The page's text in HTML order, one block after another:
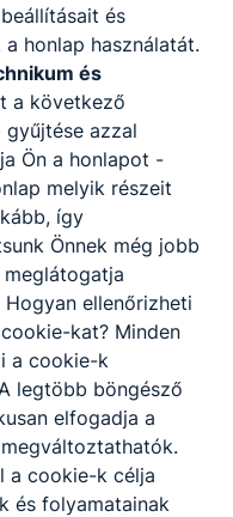
a
vagy
fel
és
honlap használatát.
és
a következő
azzal
Ön a honlapot -
melyik részeit
így
Önnek még jobb
ellenőrizheti
kat? Minden
a cookie-k
legtöbb böngésző
elfogadja a
a cookie-k célja
és folyamatainak